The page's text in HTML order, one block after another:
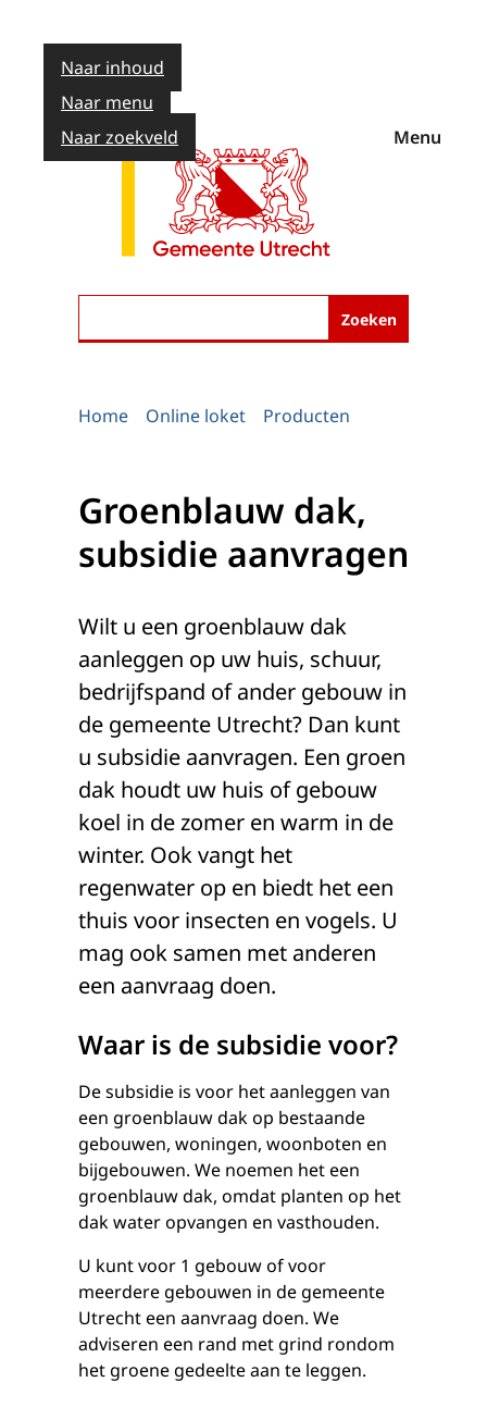
Naar inhoud
Naar menu
Naar zoekveld
Zoeken
Menu
Home Online loket Producten
Groenblauw dak,
subsidie aanvragen
Wilt u een groenblauw dak
aanleggen op uw huis, schuur,
bedrijfspand of ander gebouw in
de gemeente Utrecht? Dan kunt
u subsidie aanvragen. Een groen
dak houdt uw huis of gebouw
koel in de zomer en warm in de
winter. Ook vangt het
regenwater op en biedt het een
thuis voor insecten en vogels. U
mag ook samen met anderen
een aanvraag doen.
Waar is de subsidie voor?
De subsidie is voor het aanleggen van
een groenblauw dak op bestaande
gebouwen, woningen, woonboten en
bijgebouwen. We noemen het een
groenblauw dak, omdat planten op het
dak water opvangen en vasthouden.
U kunt voor 1 gebouw of voor
meerdere gebouwen in de gemeente
Utrecht een aanvraag doen. We
adviseren een rand met grind rondom
het groene gedeelte aan te leggen.